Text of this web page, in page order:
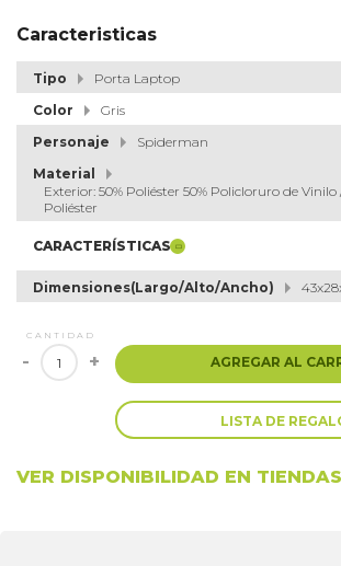
Caracteristicas
Tipo
Porta Laptop
Color
Gris
Personaje
Spiderman
Material
Exterior: 50% Poliéster 50% Policloruro de Vinilo
Poliéster
CARACTERÍSTICAS
Dimensiones(Largo/Alto/Ancho)
CANTIDAD
- + AGREGAR AL
LISTA DE
VER DISPONIBILIDAD EN TIENDAS